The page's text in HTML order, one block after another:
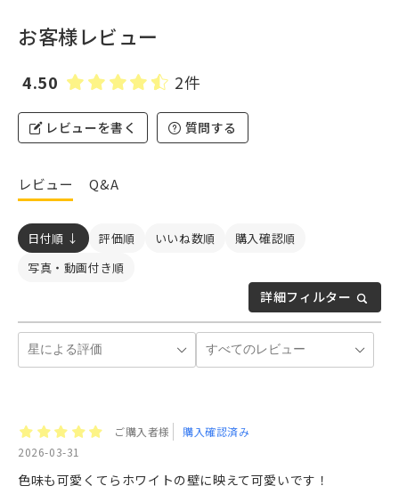
お客様レビュー
4.50 2件
レビューを書く 質問する
レビュー Q&A
詳細フィルター
日付順 ↓ 評価順 いいね数順
購入確認順
写真・動画付き順
ご購入者様
購入確認済み
2026-03-31
色味も可愛くてらホワイトの壁に映えて可愛いです！